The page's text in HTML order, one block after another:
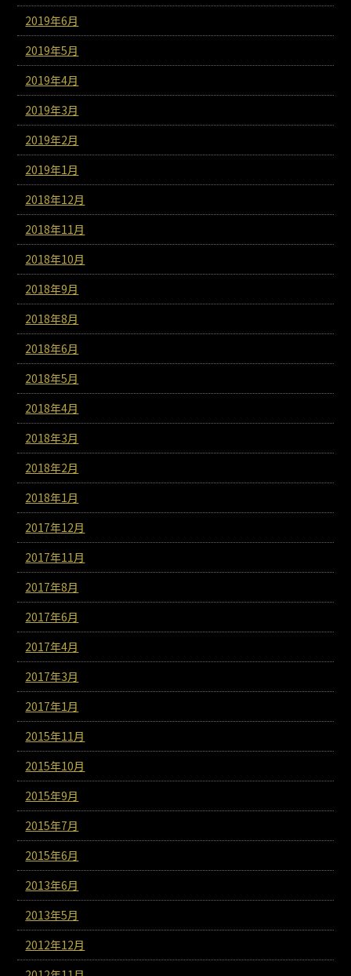
2019年6月
2019年5月
2019年4月
2019年3月
2019年2月
2019年1月
2018年12月
2018年11月
2018年10月
2018年9月
2018年8月
2018年6月
2018年5月
2018年4月
2018年3月
2018年2月
2018年1月
2017年12月
2017年11月
2017年8月
2017年6月
2017年4月
2017年3月
2017年1月
2015年11月
2015年10月
2015年9月
2015年7月
2015年6月
2013年6月
2013年5月
2012年12月